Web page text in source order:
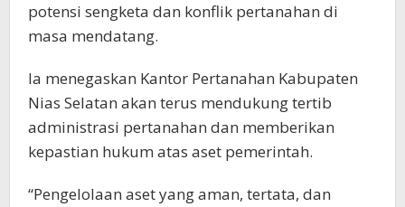
potensi sengketa dan konflik pertanahan di
masa mendatang.
Ia menegaskan Kantor Pertanahan Kabupaten
Nias Selatan akan terus mendukung tertib
administrasi pertanahan dan memberikan
kepastian hukum atas aset pemerintah.
“Pengelolaan aset yang aman, tertata, dan